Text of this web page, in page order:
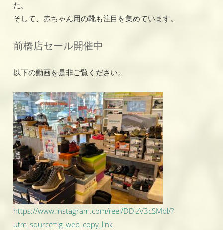
た。
そして、赤ちゃん用の靴も注目を集めています。
前橋店セール開催中
以下の動画を是非ご覧ください。
https://www.instagram.com/reel/DDizV3cSMbl/?
utm_source=ig_web_copy_link